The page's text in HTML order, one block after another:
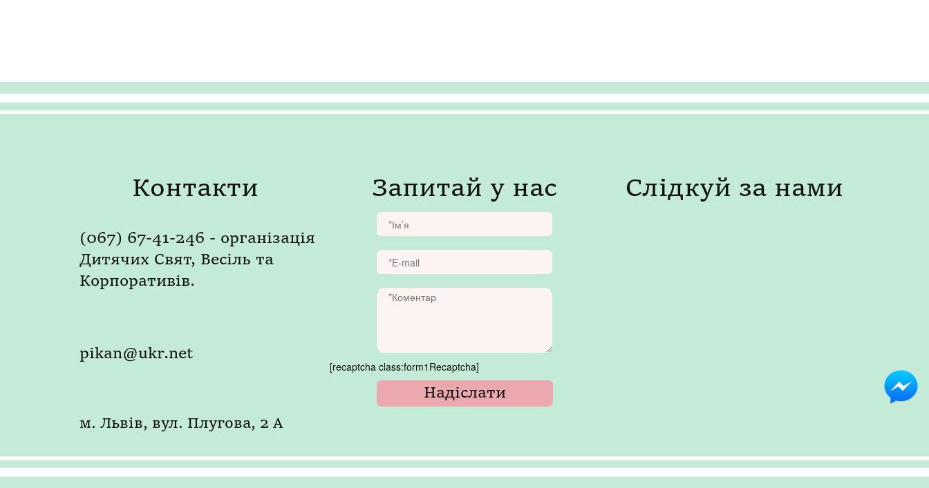
Контакти
(067) 67-41-246 - організація
Дитячих Свят, Весіль та
Корпоративів.
pikan@ukr.net
м. Львів, вул. Плугова, 2 А
Запитай у нас
[recaptcha class:form1Recaptcha]
Слідкуй за нами